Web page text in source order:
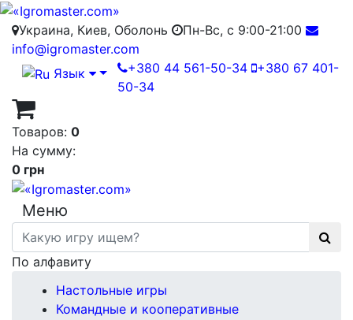
Украина, Киев, Оболонь
Пн-Вс, с 9:00-21:00
info@igromaster.com
Язык
+380 44 561-50-34 +380 67 401-
50-34
Товаров: 0
На сумму:
0 грн
Меню
По алфавиту
Настольные игры
Командные и кооперативные